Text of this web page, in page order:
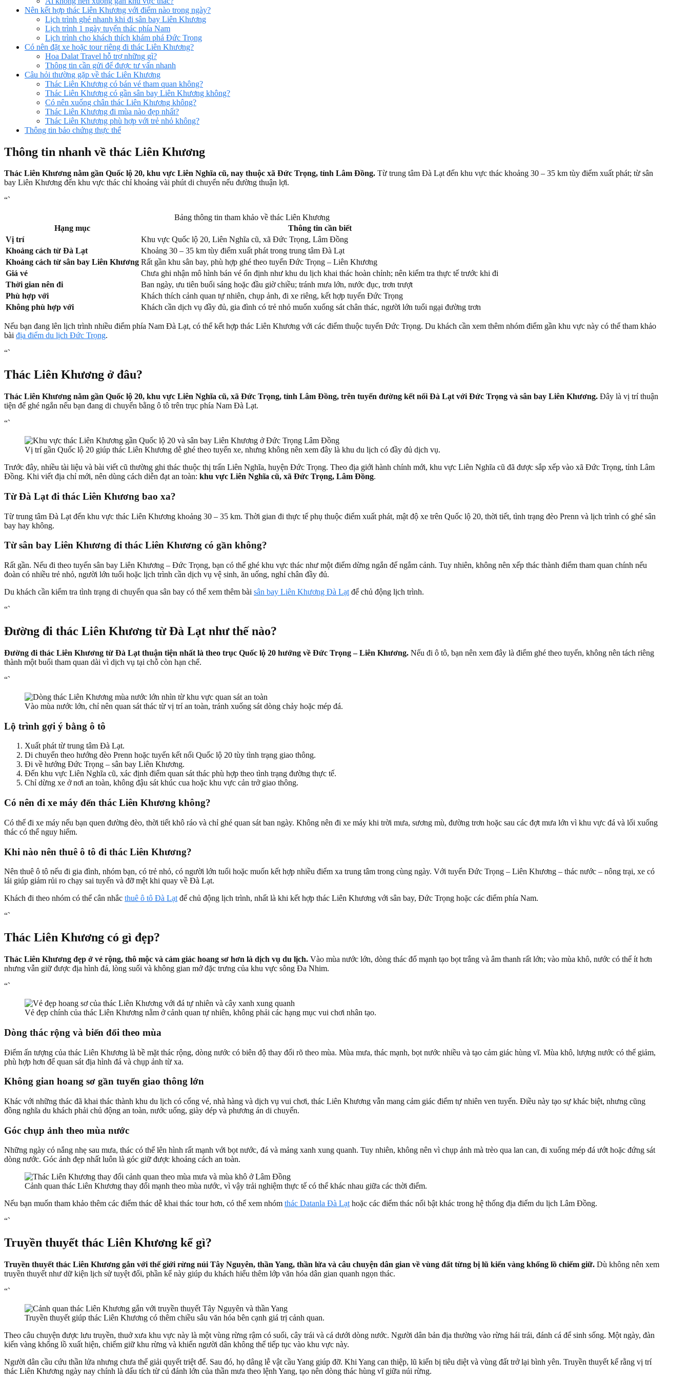
Nên kết hợp thác Liên Khương với điểm nào trong ngày?
Lịch trình ghé nhanh khi đi sân bay Liên Khương
Lịch trình 1 ngày tuyến thác phía Nam
Lịch trình cho khách thích khám phá Đức Trọng
Có nên đặt xe hoặc tour riêng đi thác Liên Khương?
Hoa Dalat Travel hỗ trợ những gì?
Thông tin cần gửi để được tư vấn nhanh
Câu hỏi thường gặp về thác Liên Khương
Thác Liên Khương có bán vé tham quan không?
Thác Liên Khương có gần sân bay Liên Khương không?
Có nên xuống chân thác Liên Khương không?
Thác Liên Khương đi mùa nào đẹp nhất?
Thác Liên Khương phù hợp với trẻ nhỏ không?
Thông tin bảo chứng thực thể
Thông tin nhanh về thác Liên Khương
Thác Liên Khương nằm gần Quốc lộ 20, khu vực Liên Nghĩa cũ, nay thuộc xã Đức Trọng, tỉnh Lâm Đồng. Từ trung tâm Đà Lạt đến khu vực thác khoảng 30 – 35 km tùy điểm xuất phát; từ sân
bay Liên Khương đến khu vực thác chỉ khoảng vài phút di chuyển nếu đường thuận lợi.
“`
Bảng thông tin tham khảo về thác Liên Khương
Hạng mục
Thông tin cần biết
Vị trí
Khu vực Quốc lộ 20, Liên Nghĩa cũ, xã Đức Trọng, Lâm Đồng
Khoảng cách từ Đà Lạt
Khoảng 30 – 35 km tùy điểm xuất phát trong trung tâm Đà Lạt
Khoảng cách từ sân bay Liên Khương Rất gần khu sân bay, phù hợp ghé theo tuyến Đức Trọng – Liên Khương
Giá vé
Chưa ghi nhận mô hình bán vé ổn định như khu du lịch khai thác hoàn chỉnh; nên kiểm tra thực tế trước khi đi
Thời gian nên đi
Ban ngày, ưu tiên buổi sáng hoặc đầu giờ chiều; tránh mưa lớn, nước đục, trơn trượt
Phù hợp với
Khách thích cảnh quan tự nhiên, chụp ảnh, đi xe riêng, kết hợp tuyến Đức Trọng
Không phù hợp với
Khách cần dịch vụ đầy đủ, gia đình có trẻ nhỏ muốn xuống sát chân thác, người lớn tuổi ngại đường trơn
Nếu bạn đang lên lịch trình nhiều điểm phía Nam Đà Lạt, có thể kết hợp thác Liên Khương với các điểm thuộc tuyến Đức Trọng. Du khách cần xem thêm nhóm điểm gần khu vực này có thể tham khảo
bài địa điểm du lịch Đức Trọng.
“`
Thác Liên Khương ở đâu?
Thác Liên Khương nằm gần Quốc lộ 20, khu vực Liên Nghĩa cũ, xã Đức Trọng, tỉnh Lâm Đồng, trên tuyến đường kết nối Đà Lạt với Đức Trọng và sân bay Liên Khương. Đây là vị trí thuận
tiện để ghé ngắn nếu bạn đang di chuyển bằng ô tô trên trục phía Nam Đà Lạt.
“`
Vị trí gần Quốc lộ 20 giúp thác Liên Khương dễ ghé theo tuyến xe, nhưng không nên xem đây là khu du lịch có đầy đủ dịch vụ.
Trước đây, nhiều tài liệu và bài viết cũ thường ghi thác thuộc thị trấn Liên Nghĩa, huyện Đức Trọng. Theo địa giới hành chính mới, khu vực Liên Nghĩa cũ đã được sắp xếp vào xã Đức Trọng, tỉnh Lâm
Đồng. Khi viết địa chỉ mới, nên dùng cách diễn đạt an toàn: khu vực Liên Nghĩa cũ, xã Đức Trọng, Lâm Đồng.
Từ Đà Lạt đi thác Liên Khương bao xa?
Từ trung tâm Đà Lạt đến khu vực thác Liên Khương khoảng 30 – 35 km. Thời gian đi thực tế phụ thuộc điểm xuất phát, mật độ xe trên Quốc lộ 20, thời tiết, tình trạng đèo Prenn và lịch trình có ghé sân
bay hay không.
Từ sân bay Liên Khương đi thác Liên Khương có gần không?
Rất gần. Nếu đi theo tuyến sân bay Liên Khương – Đức Trọng, bạn có thể ghé khu vực thác như một điểm dừng ngắn để ngắm cảnh. Tuy nhiên, không nên xếp thác thành điểm tham quan chính nếu
đoàn có nhiều trẻ nhỏ, người lớn tuổi hoặc lịch trình cần dịch vụ vệ sinh, ăn uống, nghỉ chân đầy đủ.
Du khách cần kiểm tra tình trạng di chuyển qua sân bay có thể xem thêm bài sân bay Liên Khương Đà Lạt để chủ động lịch trình.
“`
Đường đi thác Liên Khương từ Đà Lạt như thế nào?
Đường đi thác Liên Khương từ Đà Lạt thuận tiện nhất là theo trục Quốc lộ 20 hướng về Đức Trọng – Liên Khương. Nếu đi ô tô, bạn nên xem đây là điểm ghé theo tuyến, không nên tách riêng
thành một buổi tham quan dài vì dịch vụ tại chỗ còn hạn chế.
“`
Vào mùa nước lớn, chỉ nên quan sát thác từ vị trí an toàn, tránh xuống sát dòng chảy hoặc mép đá.
Lộ trình gợi ý bằng ô tô
Xuất phát từ trung tâm Đà Lạt.
Di chuyển theo hướng đèo Prenn hoặc tuyến kết nối Quốc lộ 20 tùy tình trạng giao thông.
Đi về hướng Đức Trọng – sân bay Liên Khương.
Đến khu vực Liên Nghĩa cũ, xác định điểm quan sát thác phù hợp theo tình trạng đường thực tế.
Chỉ dừng xe ở nơi an toàn, không đậu sát khúc cua hoặc khu vực cản trở giao thông.
Có nên đi xe máy đến thác Liên Khương không?
Có thể đi xe máy nếu bạn quen đường đèo, thời tiết khô ráo và chỉ ghé quan sát ban ngày. Không nên đi xe máy khi trời mưa, sương mù, đường trơn hoặc sau các đợt mưa lớn vì khu vực đá và lối xuống
thác có thể nguy hiểm.
Khi nào nên thuê ô tô đi thác Liên Khương?
Nên thuê ô tô nếu đi gia đình, nhóm bạn, có trẻ nhỏ, có người lớn tuổi hoặc muốn kết hợp nhiều điểm xa trung tâm trong cùng ngày. Với tuyến Đức Trọng – Liên Khương – thác nước – nông trại, xe có
lái giúp giảm rủi ro chạy sai tuyến và đỡ mệt khi quay về Đà Lạt.
Khách đi theo nhóm có thể cân nhắc thuê ô tô Đà Lạt để chủ động lịch trình, nhất là khi kết hợp thác Liên Khương với sân bay, Đức Trọng hoặc các điểm phía Nam.
“`
Thác Liên Khương có gì đẹp?
Thác Liên Khương đẹp ở vẻ rộng, thô mộc và cảm giác hoang sơ hơn là dịch vụ du lịch. Vào mùa nước lớn, dòng thác đổ mạnh tạo bọt trắng và âm thanh rất lớn; vào mùa khô, nước có thể ít hơn
nhưng vẫn giữ được địa hình đá, lòng suối và không gian mở đặc trưng của khu vực sông Đa Nhim.
“`
Vẻ đẹp chính của thác Liên Khương nằm ở cảnh quan tự nhiên, không phải các hạng mục vui chơi nhân tạo.
Dòng thác rộng và biến đổi theo mùa
Điểm ấn tượng của thác Liên Khương là bề mặt thác rộng, dòng nước có biên độ thay đổi rõ theo mùa. Mùa mưa, thác mạnh, bọt nước nhiều và tạo cảm giác hùng vĩ. Mùa khô, lượng nước có thể giảm,
phù hợp hơn để quan sát địa hình đá và chụp ảnh từ xa.
Không gian hoang sơ gần tuyến giao thông lớn
Khác với những thác đã khai thác thành khu du lịch có cổng vé, nhà hàng và dịch vụ vui chơi, thác Liên Khương vẫn mang cảm giác điểm tự nhiên ven tuyến. Điều này tạo sự khác biệt, nhưng cũng
đồng nghĩa du khách phải chủ động an toàn, nước uống, giày dép và phương án di chuyển.
Góc chụp ảnh theo mùa nước
Những ngày có nắng nhẹ sau mưa, thác có thể lên hình rất mạnh với bọt nước, đá và mảng xanh xung quanh. Tuy nhiên, không nên vì chụp ảnh mà trèo qua lan can, đi xuống mép đá ướt hoặc đứng sát
dòng nước. Góc ảnh đẹp nhất luôn là góc giữ được khoảng cách an toàn.
Cảnh quan thác Liên Khương thay đổi mạnh theo mùa nước, vì vậy trải nghiệm thực tế có thể khác nhau giữa các thời điểm.
Nếu bạn muốn tham khảo thêm các điểm thác dễ khai thác tour hơn, có thể xem nhóm thác Datanla Đà Lạt hoặc các điểm thác nổi bật khác trong hệ thống địa điểm du lịch Lâm Đồng.
“`
Truyền thuyết thác Liên Khương kể gì?
Truyền thuyết thác Liên Khương gắn với thế giới rừng núi Tây Nguyên, thần Yang, thần lửa và câu chuyện dân gian về vùng đất từng bị lũ kiến vàng khổng lồ chiếm giữ. Dù không nên xem
truyền thuyết như dữ kiện lịch sử tuyệt đối, phần kể này giúp du khách hiểu thêm lớp văn hóa dân gian quanh ngọn thác.
“`
Truyền thuyết giúp thác Liên Khương có thêm chiều sâu văn hóa bên cạnh giá trị cảnh quan.
Theo câu chuyện được lưu truyền, thuở xưa khu vực này là một vùng rừng rậm có suối, cây trái và cá dưới dòng nước. Người dân bản địa thường vào rừng hái trái, đánh cá để sinh sống. Một ngày, đàn
kiến vàng khổng lồ xuất hiện, chiếm giữ khu rừng và khiến người dân không thể tiếp tục vào khu vực này.
Người dân cầu cứu thần lửa nhưng chưa thể giải quyết triệt để. Sau đó, họ dâng lễ vật cầu Yang giúp đỡ. Khi Yang can thiệp, lũ kiến bị tiêu diệt và vùng đất trở lại bình yên. Truyền thuyết kể rằng vị trí
thác Liên Khương ngày nay chính là dấu tích từ cú đánh lớn của thần mưa theo lệnh Yang, tạo nên dòng thác hùng vĩ giữa núi rừng.